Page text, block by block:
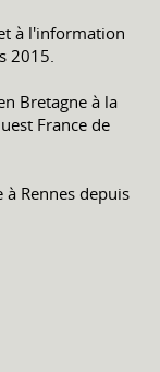
à l'information
2015.
Bretagne à la
France de
Rennes depuis